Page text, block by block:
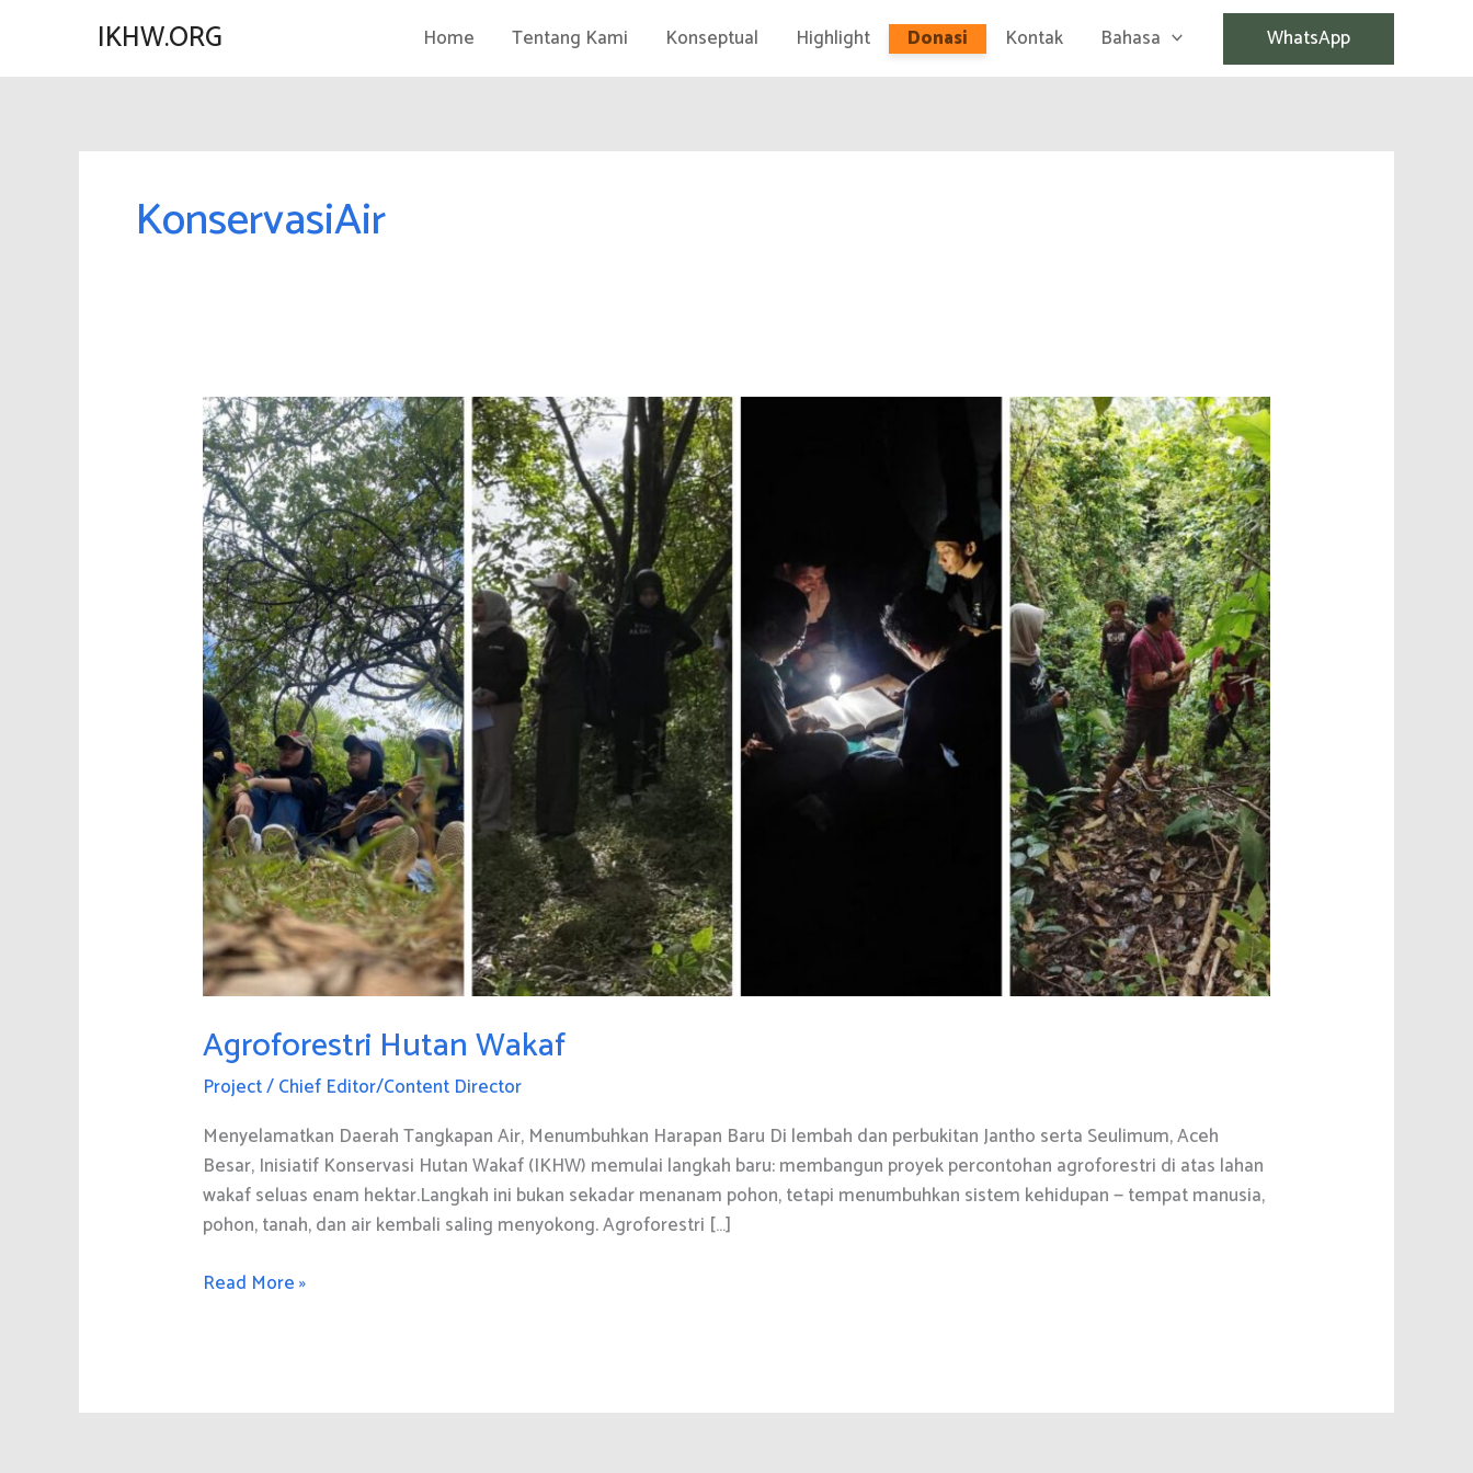
konten
IKHW.ORG Home Tentang Kami Konseptual Highlight Donasi Kontak Bahasa WhatsApp
KonservasiAir
Agroforestri Hutan Wakaf
Project/Chief Editor/Content Director
Menyelamatkan Daerah Tangkapan Air, Menumbuhkan Harapan Baru Di lembah dan perbukitan Jantho serta Seulimum, Aceh
Besar, Inisiatif Konservasi Hutan Wakaf (IKHW) memulai langkah baru: membangun proyek percontohan agroforestri di atas lahan
wakaf seluas enam hektar.Langkah ini bukan sekadar menanam pohon, tetapi menumbuhkan sistem kehidupan — tempat manusia,
pohon, tanah, dan air kembali saling menyokong. Agroforestri […]
Agroforestri
Read More »